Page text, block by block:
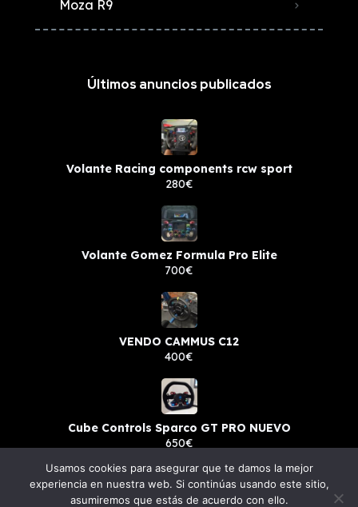
Moza R9
Últimos anuncios publicados
Volante Racing components rcw sport
280€
Volante Gomez Formula Pro Elite
700€
VENDO CAMMUS C12
400€
Cube Controls Sparco GT PRO NUEVO
650€
Usamos cookies para asegurar que te damos la mejor
experiencia en nuestra web. Si continúas usando este sitio,
asumiremos que estás de acuerdo con ello.